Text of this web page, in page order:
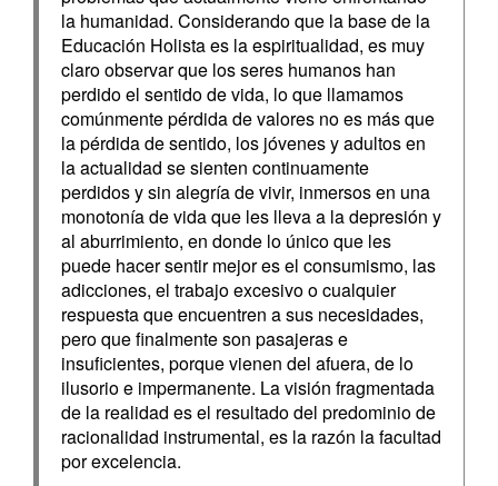
la humanidad. Considerando que la base de la
Educación Holista es la espiritualidad, es muy
claro observar que los seres humanos han
perdido el sentido de vida, lo que llamamos
comúnmente pérdida de valores no es más que
la pérdida de sentido, los jóvenes y adultos en
la actualidad se sienten continuamente
perdidos y sin alegría de vivir, inmersos en una
monotonía de vida que les lleva a la depresión y
al aburrimiento, en donde lo único que les
puede hacer sentir mejor es el consumismo, las
adicciones, el trabajo excesivo o cualquier
respuesta que encuentren a sus necesidades,
pero que finalmente son pasajeras e
insuficientes, porque vienen del afuera, de lo
ilusorio e impermanente. La visión fragmentada
de la realidad es el resultado del predominio de
racionalidad instrumental, es la razón la facultad
por excelencia.